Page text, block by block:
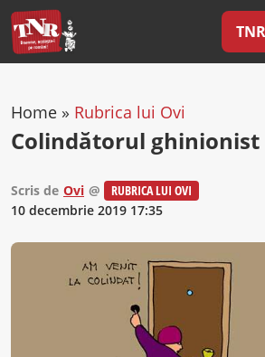
Home » Rubrica lui Ovi
Colindătorul ghinionist
Scris de Ovi @
RUBRICA LUI OVI
10 decembrie 2019 17:35